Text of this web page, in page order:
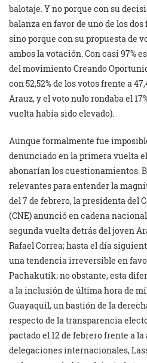
balotaje. Y no porque con su
balanza en favor de uno de los
sino porque con su propuesta de
ambos la votación. Con casi 97%
del movimiento Creando
con 52,52% de los votos frente a
Arauz, y el voto nulo rondaba el
vuelta había sido elevado).
Aunque formalmente fue
denunciado en la primera vuelta
abonarían los cuestionamientos.
relevantes para entender la
del 7 de febrero, la presidenta del
(CNE) anunció en cadena
segunda vuelta detrás del joven
Rafael Correa; hasta el día
una tendencia irreversible en
Pachakutik; no obstante, esta
a la inclusión de última hora de
Guayaquil, un bastión de la
respecto de la transparencia
pactado el 12 de febrero frente a
delegaciones internacionales,